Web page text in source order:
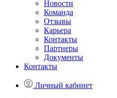
Новости
Команда
Отзывы
Карьера
Контакты
Партнеры
Документы
Контакты
Личный кабинет